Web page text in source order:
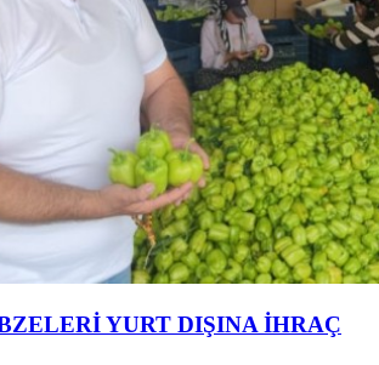
YURT DIŞINA İHRAÇ